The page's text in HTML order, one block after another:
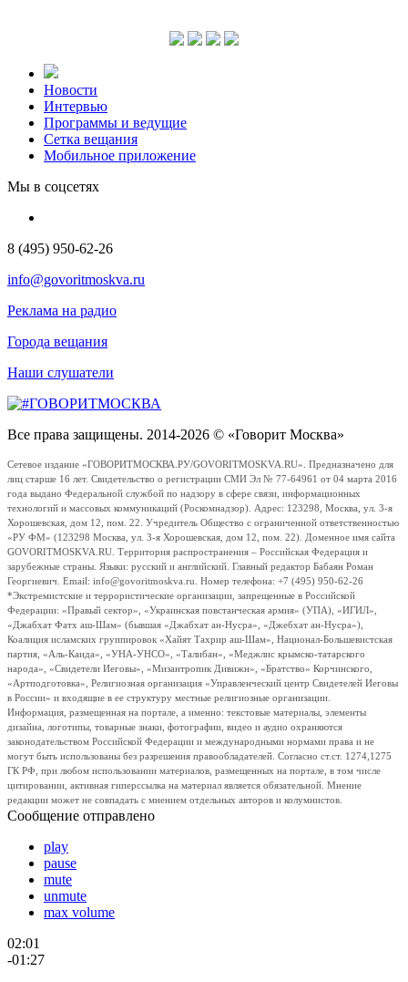
Новости
Интервью
Программы и ведущие
Сетка вещания
Мобильное приложение
Мы в соцсетях
8 (495) 950-62-26
info@govoritmoskva.ru
Реклама на радио
Города вещания
Наши слушатели
Все права защищены. 2014-2026 © «Говорит Москва»
Сетевое издание «ГОВОРИТМОСКВА.РУ/GOVORITMOSKVA.RU». Предназначено для
лиц старше 16 лет. Свидетельство о регистрации СМИ Эл № 77-64961 от 04 марта 2016
года выдано Федеральной службой по надзору в сфере связи, информационных
технологий и массовых коммуникаций (Роскомнадзор). Адрес: 123298, Москва, ул. 3-я
Хорошевская, дом 12, пом. 22. Учредитель Общество с ограниченной ответственностью
«РУ ФМ» (123298 Москва, ул. 3-я Хорошевская, дом 12, пом. 22). Доменное имя сайта
GOVORITMOSKVA.RU. Территория распространения – Российская Федерация и
зарубежные страны. Языки: русский и английский. Главный редактор Бабаян Роман
Георгиевич. Email: info@govoritmoskva.ru. Номер телефона: +7 (495) 950-62-26
*Экстремистские и террористические организации, запрещенные в Российской
Федерации: «Правый сектор», «Украинская повстанческая армия» (УПА), «ИГИЛ»,
«Джабхат Фатх аш-Шам» (бывшая «Джабхат ан-Нусра», «Джебхат ан-Нусра»),
Коалиция исламских группировок «Хайят Тахрир аш-Шам», Национал-Большевистская
партия, «Аль-Каида», «УНА-УНСО», «Талибан», «Меджлис крымско-татарского
народа», «Свидетели Иеговы», «Мизантропик Дивижн», «Братство» Корчинского,
«Артподготовка», Религиозная организация «Управленческий центр Свидетелей Иеговы
в России» и входящие в ее структуру местные религиозные организации.
Информация, размещенная на портале, а именно: текстовые материалы, элементы
дизайна, логотипы, товарные знаки, фотографии, видео и аудио охраняются
законодательством Российской Федерации и международными нормами права и не
могут быть использованы без разрешения правообладателей. Согласно ст.ст. 1274,1275
ГК РФ, при любом использовании материалов, размещенных на портале, в том числе
цитировании, активная гиперссылка на материал является обязательной. Мнение
редакции может не совпадать с мнением отдельных авторов и колумнистов.
Сообщение отправлено
play
pause
mute
unmute
max volume
02:01
-01:27